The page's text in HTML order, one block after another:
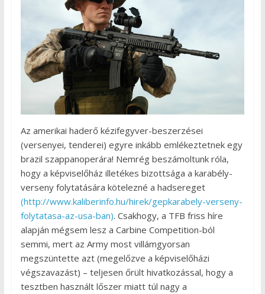
Az amerikai haderő kézifegyver-beszerzései
(versenyei, tenderei) egyre inkább emlékeztetnek egy
brazil szappanoperára! Nemrég beszámoltunk róla,
hogy a képviselőház illetékes bizottsága a karabély-
verseny folytatására kötelezné a hadsereget
(http://www.kaliberinfo.hu/hirek/gepkarabely-verseny-
folytatasa-az-usa-ban). Csakhogy, a TFB friss híre
alapján mégsem lesz a Carbine Competition-ból
semmi, mert az Army most villámgyorsan
megszüntette azt (megelőzve a képviselőházi
végszavazást) – teljesen őrült hivatkozással, hogy a
tesztben használt lőszer miatt túl nagy a